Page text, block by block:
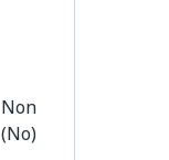
Non
(No)